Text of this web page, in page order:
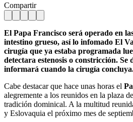
Compartir
El Papa Francisco será operado en
intestino grueso, así lo infomado El
cirugía que ya estaba programada
detectara estenosis o constricción. Se
informará cuando la cirugía
Cabe destacar que hace unas horas el
alegremente a los reunidos en la plaza
tradición dominical. A la multitud
y Eslovaquia el próximo mes de